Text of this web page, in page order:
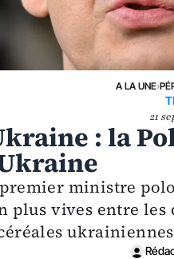
A LA UNE›
21
: la
ministre
plus vives entre